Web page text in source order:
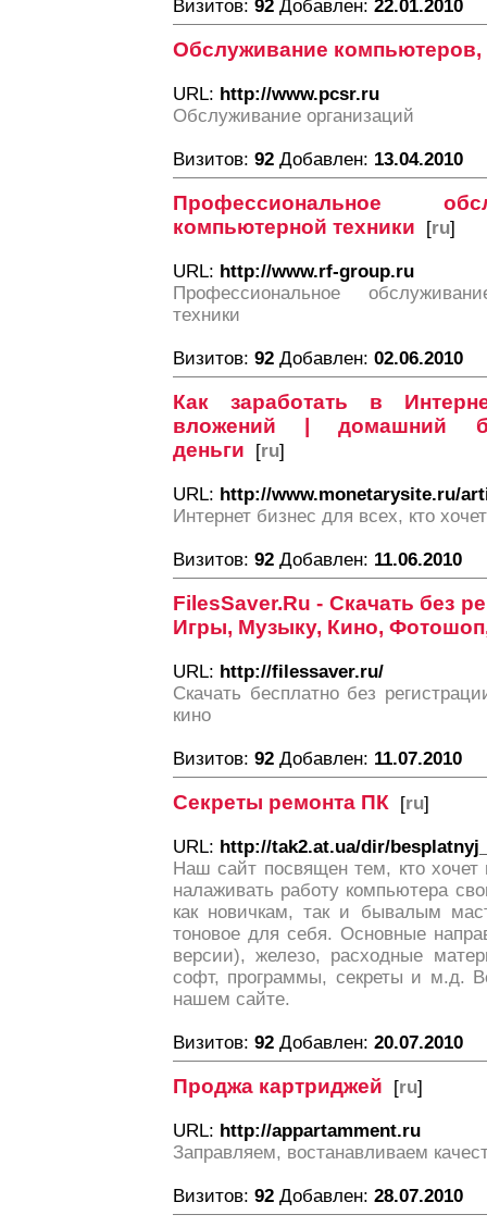
Визитов: 92 Добавлен: 22.01.2010
Обслуживание компьютеров,
URL: http://www.pcsr.ru
Обслуживание организаций
Визитов: 92 Добавлен: 13.04.2010
Профессиональное
компьютерной техники [ru]
URL: http://www.rf-group.ru
Профессиональное
техники
Визитов: 92 Добавлен: 02.06.2010
Как заработать в
вложений | домашний
деньги [ru]
URL: http://www.monetarysite.ru/
Интернет бизнес для всех, кто
Визитов: 92 Добавлен: 11.06.2010
FilesSaver.Ru - Скачать без
Игры, Музыку, Кино,
URL: http://filessaver.ru/
Скачать бесплатно без
кино
Визитов: 92 Добавлен: 11.07.2010
Секреты ремонта ПК [ru]
URL: http://tak2.at.ua/dir/
Наш сайт посвящен тем, кто хочет
налаживать работу компьютера
как новичкам, так и бывалым
тоновое для себя. Основные
версии), железо, расходные
софт, программы, секреты и м.д.
нашем сайте.
Визитов: 92 Добавлен: 20.07.2010
Проджа картриджей [ru]
URL: http://appartamment.ru
Заправляем, востанавливаем
Визитов: 92 Добавлен: 28.07.2010